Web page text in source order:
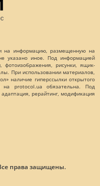
на информацию, размещенную на
указано иное. Под информацией
фотоизображения, рисунки, ящик-
При использовании материалов,
наличие гиперссылки открытого
на protocol.ua обязательна. Под
рерайтинг, модификация
права защищены.